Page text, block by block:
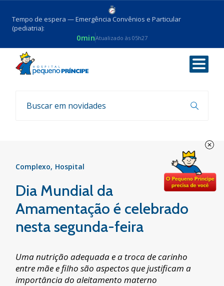
Tempo de espera — Emergência Convênios e Particular
(pediatria):
0minAtualizado às 05h27
Voltar
Notícias
Complexo Hospital
Dia Mundial da
Amamentação é celebrado
nesta segunda-feira
Uma nutrição adequada e a troca de carinho
entre mãe e filho são aspectos que justificam a
importância do aleitamento materno